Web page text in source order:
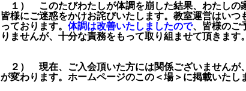
１） このたびわたしが体調を崩した結果、わたしの
皆様にご迷惑をかけお詫びいたします。教室運営はいつ
っております。 体調は改善いたしましたので、皆様のご
りませんが、十分な責務をもって取り組ませて頂きます。
２） 現在、ご入会頂いた方には関係ございませんが
が変わります。ホームページのこの＜場＞に掲載いたし